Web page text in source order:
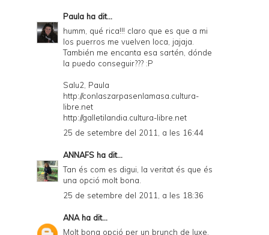
Paula ha dit...
humm, qué rica!!! claro que es que a mi
los puerros me vuelven loca, jajaja.
También me encanta esa sartén, dónde
la puedo conseguir??? :P
Salu2, Paula
http://conlaszarpasenlamasa.cultura-
libre.net
http://galletilandia.cultura-libre.net
25 de setembre del 2011, a les 16:44
ANNAFS ha dit...
Tan és com es digui, la veritat és que és
una opció molt bona.
25 de setembre del 2011, a les 18:36
ANAha dit...
Molt bona opció per un brunch de luxe.